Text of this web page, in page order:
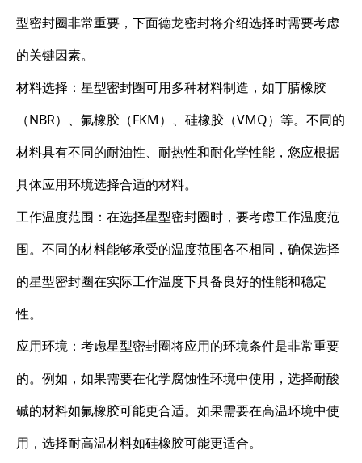
型密封圈非常重要，下面德龙密封将介绍选择时需要考虑
的关键因素。
材料选择：星型密封圈可用多种材料制造，如丁腈橡胶
（NBR）、氟橡胶（FKM）、硅橡胶（VMQ）等。不同的
材料具有不同的耐油性、耐热性和耐化学性能，您应根据
具体应用环境选择合适的材料。
工作温度范围：在选择星型密封圈时，要考虑工作温度范
围。不同的材料能够承受的温度范围各不相同，确保选择
的星型密封圈在实际工作温度下具备良好的性能和稳定
性。
应用环境：考虑星型密封圈将应用的环境条件是非常重要
的。例如，如果需要在化学腐蚀性环境中使用，选择耐酸
碱的材料如氟橡胶可能更合适。如果需要在高温环境中使
用，选择耐高温材料如硅橡胶可能更适合。